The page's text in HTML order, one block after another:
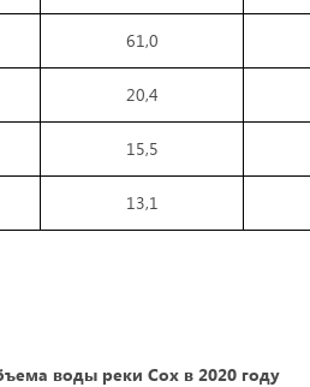
61,0
20,4
15,5
13,1
воды реки Сох в 2020 году